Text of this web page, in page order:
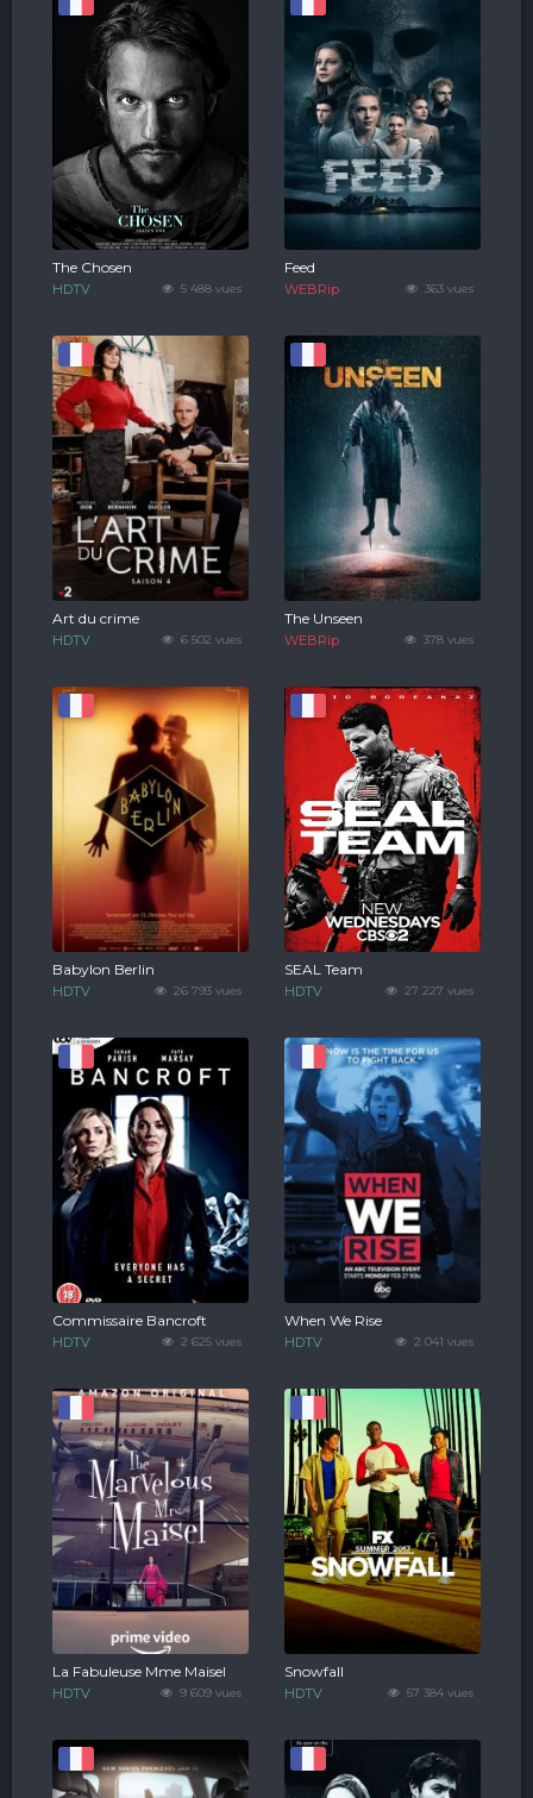
5 488 vues
The Chosen
HDTV 363 vues
Feed
WEBRip
6 502 vues
Art du crime
HDTV 378 vues
The Unseen
WEBRip
26 793 vues
Babylon Berlin
HDTV 27 227 vues
SEAL Team
HDTV
2 625 vues
Commissaire Bancroft
HDTV 2 041 vues
When We Rise
HDTV
9 609 vues
La Fabuleuse Mme Maisel
HDTV 57 384 vues
Snowfall
HDTV